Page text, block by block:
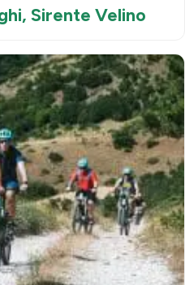
Sirente Velino